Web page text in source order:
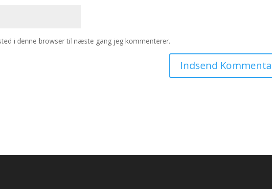
i denne browser til næste gang jeg kommenterer.